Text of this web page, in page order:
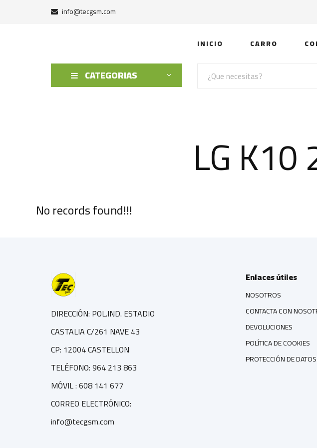
info@tecgsm.com
INICIO CARRO
CATEGORIAS
LG
No records found!!!
DIRECCIÓN: POL.IND. ESTADIO
CASTALIA C/261 NAVE 43
CP: 12004 CASTELLON
TELÉFONO: 964 213 863
MÓVIL : 608 141 677
CORREO ELECTRÓNICO:
info@tecgsm.com
Enlaces útiles
NOSOTROS
CONTACTA CON
DEVOLUCIONES
POLÍTICA DE COOKIES
PROTECCIÓN DE DATOS